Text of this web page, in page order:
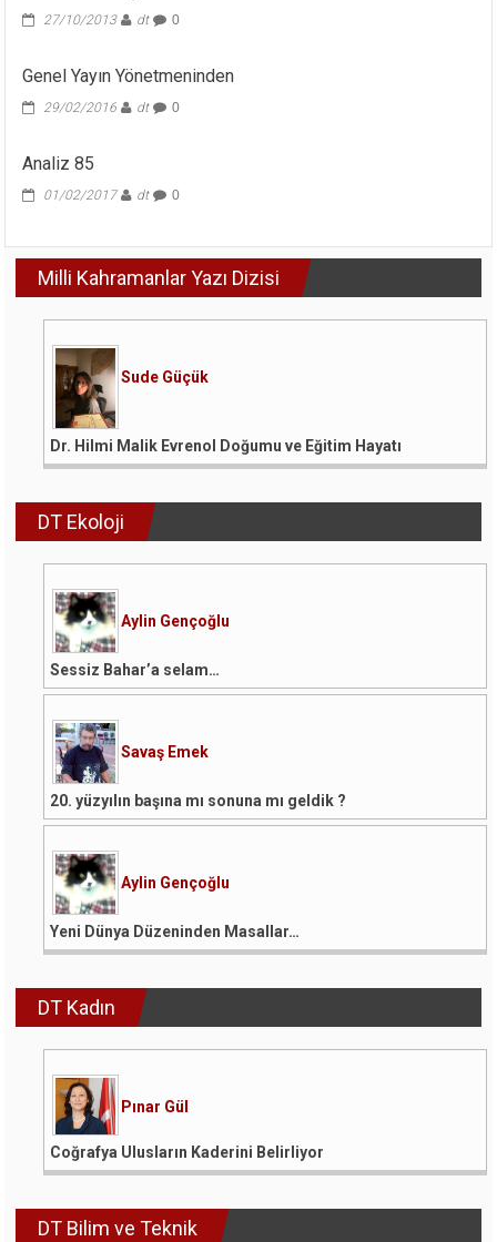
27/10/2013 dt 0
Genel Yayın Yönetmeninden
29/02/2016 dt 0
Analiz 85
01/02/2017 dt 0
Milli Kahramanlar Yazı Dizisi
Sude Güçük
Dr. Hilmi Malik Evrenol Doğumu ve Eğitim Hayatı
DT Ekoloji
Aylin Gençoğlu
Sessiz Bahar’a selam…
Savaş Emek
20. yüzyılın başına mı sonuna mı geldik ?
Aylin Gençoğlu
Yeni Dünya Düzeninden Masallar…
DT Kadın
Pınar Gül
Coğrafya Ulusların Kaderini Belirliyor
DT Bilim ve Teknik